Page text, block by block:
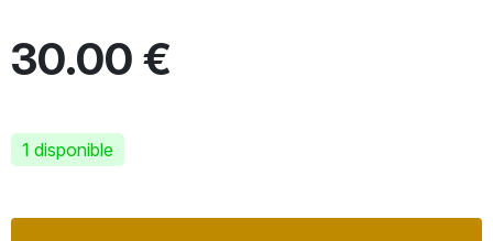
30.00 €
1 disponible